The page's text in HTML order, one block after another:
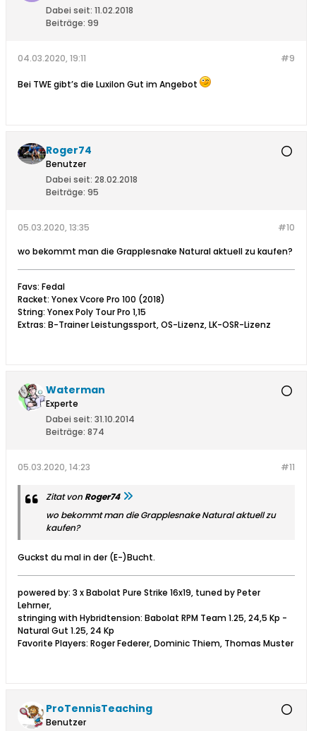
Dabei seit: 11.02.2018
Beiträge: 99
#9
04.03.2020, 19:11
Bei TWE gibt’s die Luxilon Gut im Angebot
Roger74
Benutzer
Dabei seit: 28.02.2018
Beiträge: 95
#10
05.03.2020, 13:35
wo bekommt man die Grapplesnake Natural aktuell zu kaufen?
Favs: Fedal
Racket: Yonex Vcore Pro 100 (2018)
String: Yonex Poly Tour Pro 1,15
Extras: B-Trainer Leistungssport, OS-Lizenz, LK-OSR-Lizenz
Waterman
Experte
Dabei seit: 31.10.2014
Beiträge: 874
#11
05.03.2020, 14:23
Zitat vonRoger74
wo bekommt man die Grapplesnake Natural aktuell zu
kaufen?
Guckst du mal in der (E-)Bucht.
powered by: 3 x Babolat Pure Strike 16x19, tuned by Peter
Lehrner,
stringing with Hybridtension: Babolat RPM Team 1.25, 24,5 Kp -
Natural Gut 1.25, 24 Kp
Favorite Players: Roger Federer, Dominic Thiem, Thomas Muster
ProTennisTeaching
Benutzer